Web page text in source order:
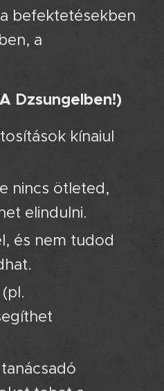
befektetésekben
a
Dzsungelben!)
kínaiul
nincs ötleted,
elindulni.
és nem tudod